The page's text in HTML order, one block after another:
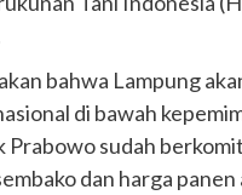
bahwa Lampung
di bawah
Prabowo sudah
dan harga panen